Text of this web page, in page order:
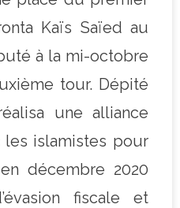
Kaïs Saïed au
à la mi-octobre
tour. Dépité
une alliance
islamistes pour
décembre 2020
fiscale et